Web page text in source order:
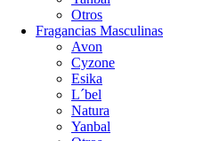
Otros
Fragancias Masculinas
Avon
Cyzone
Esika
L´bel
Natura
Yanbal